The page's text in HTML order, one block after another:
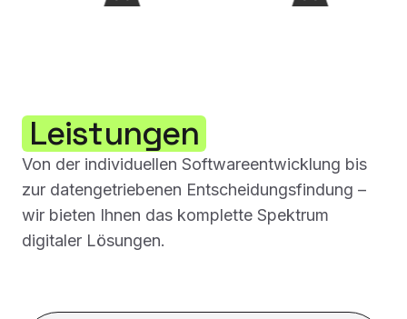
Leistungen
Von der individuellen Softwareentwicklung bis
zur datengetriebenen Entscheidungsfindung –
wir bieten Ihnen das komplette Spektrum
digitaler Lösungen.